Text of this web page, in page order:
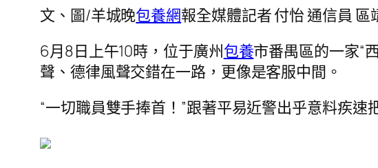
文、圖/羊城晚包養網報全媒體記者 付怡 通信員 區
6月8日上午10時，位于廣州包養市番禺區的一家“
聲、德律風聲交錯在一路，更像是客服中間。
“一切職員雙手捧首！”跟著平易近警出乎意料疾速